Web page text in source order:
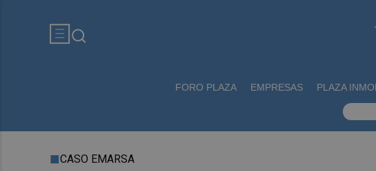
FORO PLAZA EMPRESAS PLAZA
CASO EMARSA